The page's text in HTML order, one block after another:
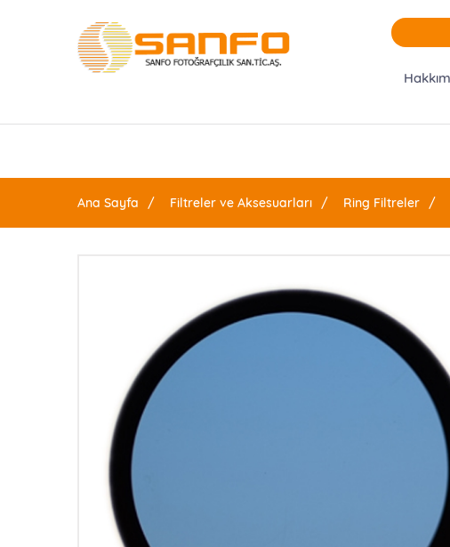
Ana Sayfa Filtreler ve Aksesuarları Ring Filtreler